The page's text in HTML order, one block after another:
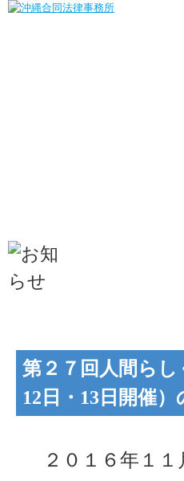
第２７回人間ら
12日・13日開催）
２０１６年１１